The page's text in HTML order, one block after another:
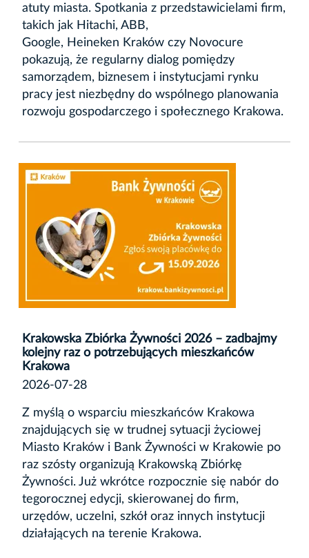
atuty miasta. Spotkania z przedstawicielami firm,
takich jak Hitachi, ABB,
Google, Heineken Kraków czy Novocure
pokazują, że regularny dialog pomiędzy
samorządem, biznesem i instytucjami rynku
pracy jest niezbędny do wspólnego planowania
rozwoju gospodarczego i społecznego Krakowa.
Krakowska Zbiórka Żywności 2026 – zadbajmy
kolejny raz o potrzebujących mieszkańców
Krakowa
2026-07-28
Z myślą o wsparciu mieszkańców Krakowa
znajdujących się w trudnej sytuacji życiowej
Miasto Kraków i Bank Żywności w Krakowie po
raz szósty organizują Krakowską Zbiórkę
Żywności. Już wkrótce rozpocznie się nabór do
tegorocznej edycji, skierowanej do firm,
urzędów, uczelni, szkół oraz innych instytucji
działających na terenie Krakowa.